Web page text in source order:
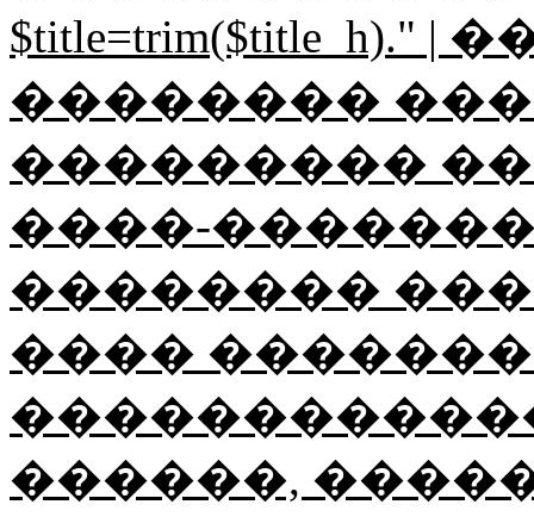
��������
���������
����-���������";
��������
����
������,